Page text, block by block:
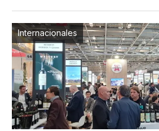
Internacionales